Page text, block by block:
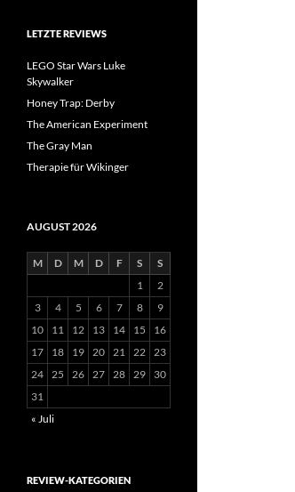
LETZTE REVIEWS
LEGO Star Wars Luke
Skywalker
Honey Trap: Derby
The American Experiment
The Gray Man
Therapie für Wikinger
AUGUST 2026
M D M D F S
S
1
2
3
4 5 6 7 8
9
10
11 12 13 14 15
16
17
18 19 20 21 22 23
24 25 26 27 28 29
30
31
« Juli
REVIEW-KATEGORIEN